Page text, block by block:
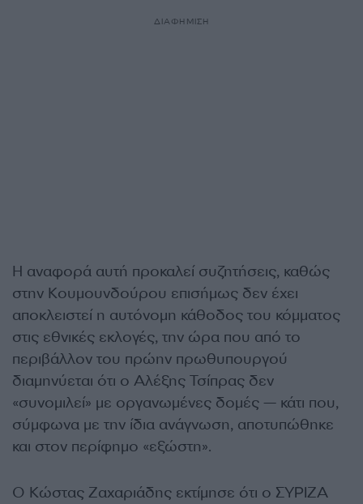
ΔΙΑΦΗΜΙΣΗ
Η αναφορά αυτή προκαλεί συζητήσεις, καθώς
στην Κουμουνδούρου επισήμως δεν έχει
αποκλειστεί η αυτόνομη κάθοδος του κόμματος
στις εθνικές εκλογές, την ώρα που από το
περιβάλλον του πρώην πρωθυπουργού
διαμηνύεται ότι ο Αλέξης Τσίπρας δεν
«συνομιλεί» με οργανωμένες δομές — κάτι που,
σύμφωνα με την ίδια ανάγνωση, αποτυπώθηκε
και στον περίφημο «εξώστη».
Ο Κώστας Ζαχαριάδης εκτίμησε ότι ο ΣΥΡΙΖΑ